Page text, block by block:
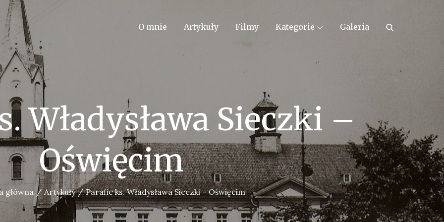
O mnie Artykuły Filmy Kategorie Galeria
Władysława Sieczki –
Oświęcim
główna Artykuły Parafie ks. Władysława Sieczki – Oświęcim